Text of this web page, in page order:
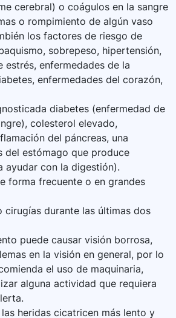
cerebral) o coágulos en la sangre
o rompimiento de algún vaso
los factores de riesgo de
sobrepeso, hipertensión,
estrés, enfermedades de la
enfermedades del corazón,
diabetes (enfermedad de
colesterol elevado,
del páncreas, una
del estómago que produce
ayudar con la digestión).
forma frecuente o en grandes
cirugías durante las últimas dos
puede causar visión borrosa,
en la visión en general, por lo
el uso de maquinaria,
alguna actividad que requiera
heridas cicatricen más lento y